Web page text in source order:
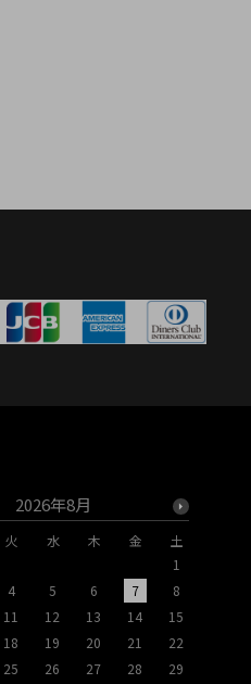
2026年8月
火 水 木 金
土
1
4 5 6 7
8
11 12 13 14
15
18 19 20 21
22
25 26 27 28 29